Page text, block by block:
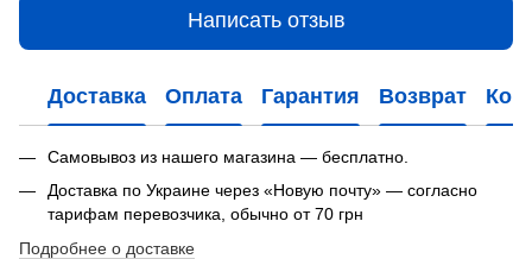
Написать отзыв
Доставка Оплата Гарантия Возврат
Самовывоз из нашего магазина — бесплатно.
Доставка по Украине через «Новую почту» — согласно
тарифам перевозчика, обычно от 70 грн
Подробнее о доставке